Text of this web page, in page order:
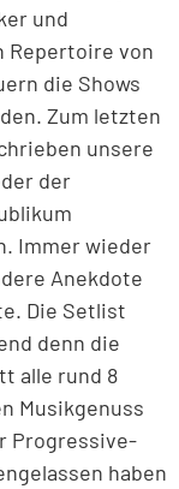
und
Repertoire von
die Shows
Zum letzten
unsere
der
Immer wieder
Anekdote
Die Setlist
denn die
alle rund 8
Musikgenuss
Progressive-
haben